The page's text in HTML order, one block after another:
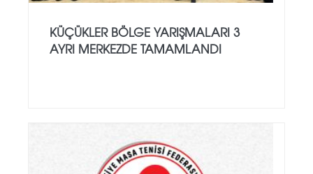
KÜÇÜKLER BÖLGE YARIŞMALARI 3
AYRI MERKEZDE TAMAMLANDI